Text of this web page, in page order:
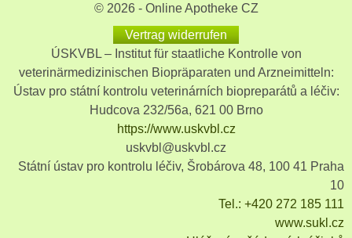
© 2026 - Online Apotheke CZ
Vertrag widerrufen
ÚSKVBL – Institut für staatliche Kontrolle von
veterinärmedizinischen Biopräparaten und Arzneimitteln:
Ústav pro státní kontrolu veterinárních biopreparátů a léčiv:
Hudcova 232/56a, 621 00 Brno
https://www.uskvbl.cz
uskvbl@uskvbl.cz
Státní ústav pro kontrolu léčiv, Šrobárova 48, 100 41 Praha
10
Tel.: +420 272 185 111
www.sukl.cz